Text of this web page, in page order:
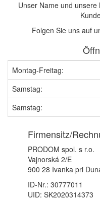
Unser Name und
Folgen Sie uns auf
Montag-Freitag:
Samstag:
Samstag:
Firmensitz/
PRODOM spol. s r.o.
Vajnorská 2/E
900 28 Ivanka pri
ID-Nr.: 30777011
UID: SK2020314373